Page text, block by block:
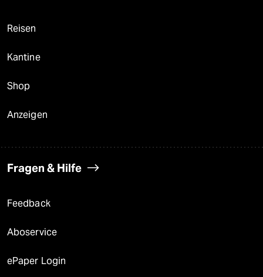
Reisen
Kantine
Shop
Anzeigen
Fragen & Hilfe
Feedback
Aboservice
ePaper Login